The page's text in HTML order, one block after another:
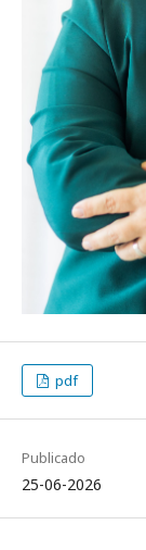
pdf
Publicado
25-06-2026